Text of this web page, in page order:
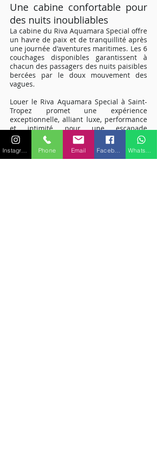
Une cabine confortable pour
des nuits inoubliables
La cabine du Riva Aquamara Special offre
un havre de paix et de tranquillité après
une journée d'aventures maritimes. Les 6
couchages disponibles garantissent à
chacun des passagers des nuits paisibles
bercées par le doux mouvement des
vagues.
Louer le Riva Aquamara Special à Saint-
Tropez promet une expérience
exceptionnelle, alliant luxe, performance
et intimité pour une escapade
mémorable sur la Méditerranée.
Embarquez pour une aventure maritime
unique et découvrez la magie de la Côte
Phone Email